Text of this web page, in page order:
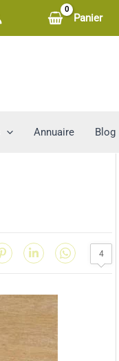
Panier
Annuaire Blog
4